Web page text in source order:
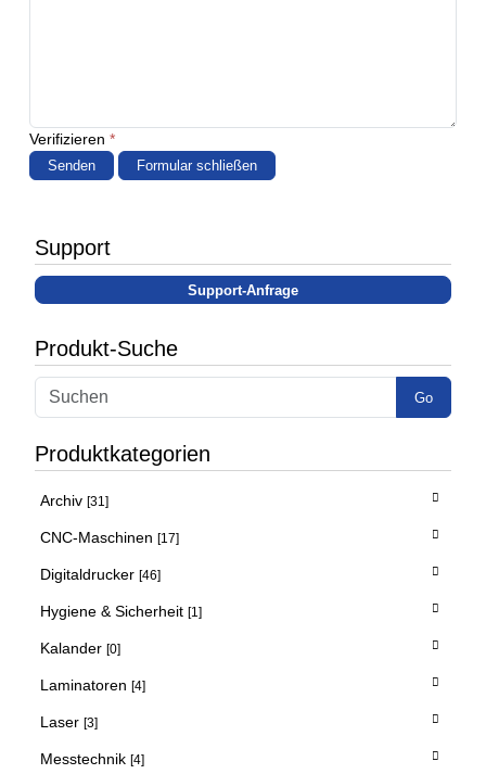
Verifizieren *
Senden Formular schließen
Support
Support-Anfrage
Produkt-Suche
Go
Produktkategorien
Archiv [31]
CNC-Maschinen [17]
Digitaldrucker [46]
Hygiene & Sicherheit [1]
Kalander [0]
Laminatoren [4]
Laser [3]
Messtechnik [4]